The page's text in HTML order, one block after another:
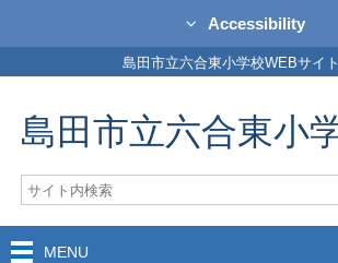
Accessibility
島田市立六合東小学校WEBサイ
島田市立六合東小
MENU